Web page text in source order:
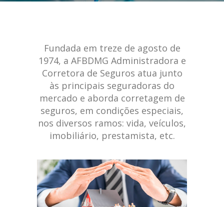
Fundada em treze de agosto de
1974, a AFBDMG Administradora e
Corretora de Seguros atua junto
às principais seguradoras do
mercado e aborda corretagem de
seguros, em condições especiais,
nos diversos ramos: vida, veículos,
imobiliário, prestamista, etc.